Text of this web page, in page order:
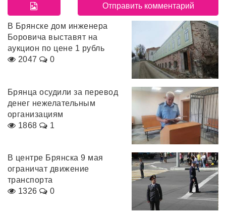
В Брянске дом инженера
Боровича выставят на
аукцион по цене 1 рубль
2047
0
Брянца осудили за перевод
денег нежелательным
организациям
1868
1
В центре Брянска 9 мая
ограничат движение
транспорта
1326
0